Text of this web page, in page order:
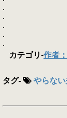
. ／
.
.
.
.
カテゴリ-作者
タグ- やらない